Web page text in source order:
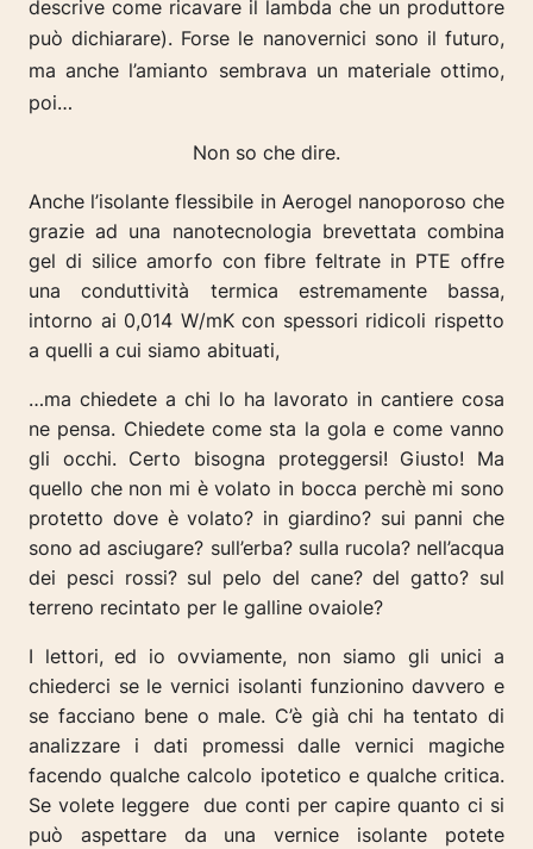
descrive come ricavare il lambda che un produttore
può dichiarare). Forse le nanovernici sono il futuro,
ma anche l’amianto sembrava un materiale ottimo,
poi…
Non so che dire.
Anche l’isolante flessibile in Aerogel nanoporoso che
grazie ad una nanotecnologia brevettata combina
gel di silice amorfo con fibre feltrate in PTE offre
una conduttività termica estremamente bassa,
intorno ai 0,014 W/mK con spessori ridicoli rispetto
a quelli a cui siamo abituati,
…ma chiedete a chi lo ha lavorato in cantiere cosa
ne pensa. Chiedete come sta la gola e come vanno
gli occhi. Certo bisogna proteggersi! Giusto! Ma
quello che non mi è volato in bocca perchè mi sono
protetto dove è volato? in giardino? sui panni che
sono ad asciugare? sull’erba? sulla rucola? nell’acqua
dei pesci rossi? sul pelo del cane? del gatto? sul
terreno recintato per le galline ovaiole?
I lettori, ed io ovviamente, non siamo gli unici a
chiederci se le vernici isolanti funzionino davvero e
se facciano bene o male. C’è già chi ha tentato di
analizzare i dati promessi dalle vernici magiche
facendo qualche calcolo ipotetico e qualche critica.
Se volete leggere due conti per capire quanto ci si
può aspettare da una vernice isolante potete